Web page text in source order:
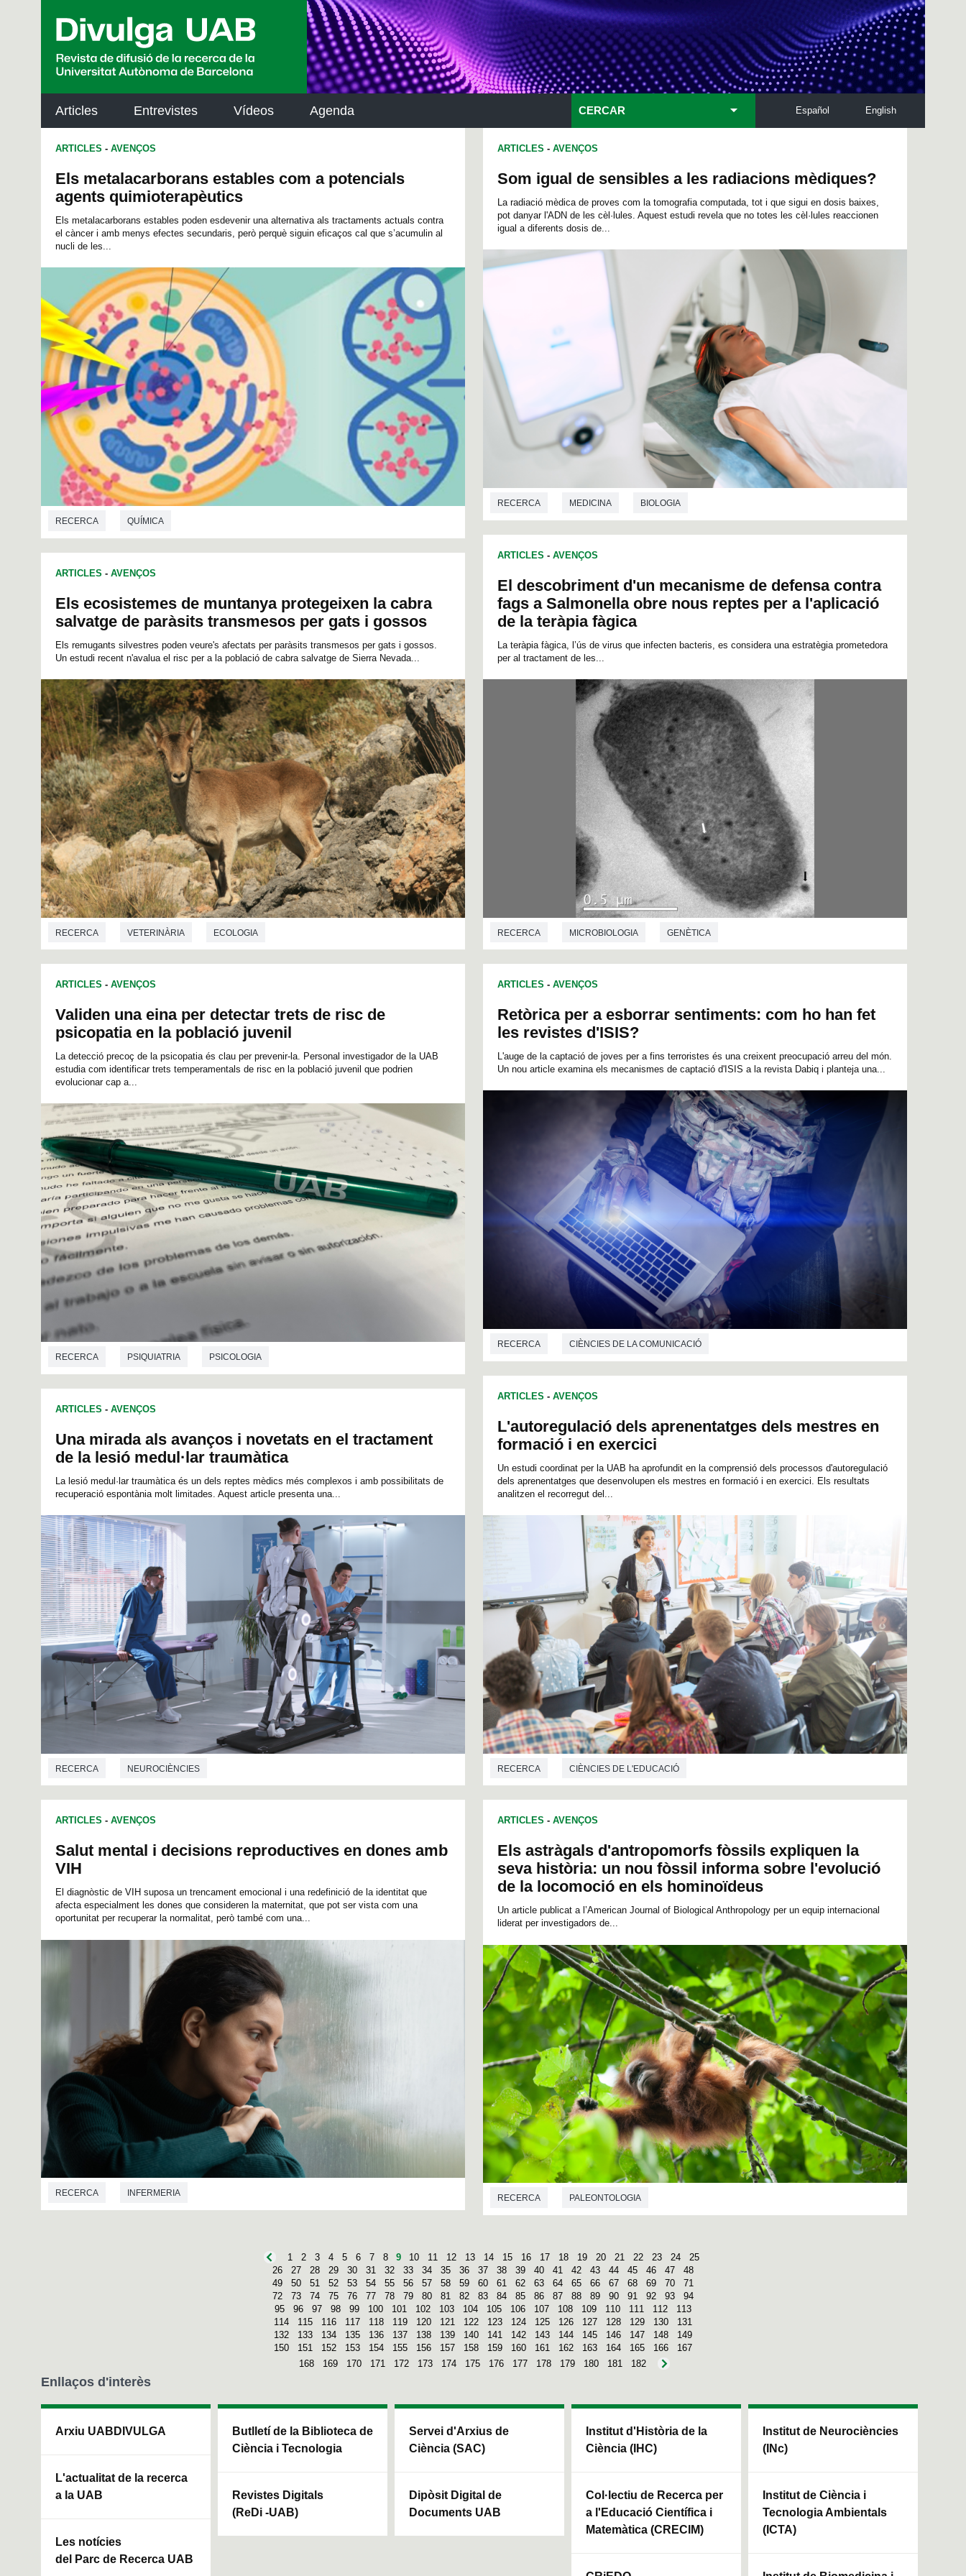
Articles Entrevistes Vídeos Agenda English
Español
CERCAR
ARTICLES - AVENÇOS
Els metalacarborans estables com a potencials
agents quimioterapèutics
Els metalacarborans estables poden esdevenir una alternativa als tractaments actuals contra
el càncer i amb menys efectes secundaris, però perquè siguin eficaços cal que s’acumulin al
nucli de les...
RECERCA QUÍMICA
ARTICLES - AVENÇOS
Els ecosistemes de muntanya protegeixen la cabra
salvatge de paràsits transmesos per gats i gossos
Els remugants silvestres poden veure's afectats per paràsits transmesos per gats i gossos.
Un estudi recent n'avalua el risc per a la població de cabra salvatge de Sierra Nevada...
RECERCA VETERINÀRIA ECOLOGIA
ARTICLES - AVENÇOS
Validen una eina per detectar trets de risc de
psicopatia en la població juvenil
La detecció precoç de la psicopatia és clau per prevenir-la. Personal investigador de la UAB
estudia com identificar trets temperamentals de risc en la població juvenil que podrien
evolucionar cap a...
RECERCA PSIQUIATRIA PSICOLOGIA
ARTICLES - AVENÇOS
Una mirada als avanços i novetats en el tractament
de la lesió medul·lar traumàtica
La lesió medul·lar traumàtica és un dels reptes mèdics més complexos i amb possibilitats de
recuperació espontània molt limitades. Aquest article presenta una...
RECERCA NEUROCIÈNCIES
ARTICLES - AVENÇOS
Salut mental i decisions reproductives en dones amb
VIH
El diagnòstic de VIH suposa un trencament emocional i una redefinició de la identitat que
afecta especialment les dones que consideren la maternitat, que pot ser vista com una
oportunitat per recuperar la normalitat, però també com una...
RECERCA INFERMERIA
ARTICLES - AVENÇOS
Som igual de sensibles a les radiacions mèdiques?
La radiació mèdica de proves com la tomografia computada, tot i que sigui en dosis baixes,
pot danyar l'ADN de les cèl·lules. Aquest estudi revela que no totes les cèl·lules reaccionen
igual a diferents dosis de...
RECERCA MEDICINA BIOLOGIA
ARTICLES - AVENÇOS
El descobriment d'un mecanisme de defensa contra
fags a Salmonella obre nous reptes per a l'aplicació
de la teràpia fàgica
La teràpia fàgica, l’ús de virus que infecten bacteris, es considera una estratègia prometedora
per al tractament de les...
RECERCA MICROBIOLOGIA GENÈTICA
ARTICLES - AVENÇOS
Retòrica per a esborrar sentiments: com ho han fet
les revistes d'ISIS?
L'auge de la captació de joves per a fins terroristes és una creixent preocupació arreu del món.
Un nou article examina els mecanismes de captació d'ISIS a la revista Dabiq i planteja una...
RECERCA CIÈNCIES DE LA COMUNICACIÓ
ARTICLES - AVENÇOS
L'autoregulació dels aprenentatges dels mestres en
formació i en exercici
Un estudi coordinat per la UAB ha aprofundit en la comprensió dels processos d'autoregulació
dels aprenentatges que desenvolupen els mestres en formació i en exercici. Els resultats
analitzen el recorregut del...
RECERCA CIÈNCIES DE L'EDUCACIÓ
ARTICLES - AVENÇOS
Els astràgals d'antropomorfs fòssils expliquen la
seva història: un nou fòssil informa sobre l'evolució
de la locomoció en els hominoïdeus
Un article publicat a l’American Journal of Biological Anthropology per un equip internacional
liderat per investigadors de...
RECERCA PALEONTOLOGIA
1 2 3 4 5 6 7 8 9 10 11 12 13 14 15 16 17 18 19 20 21 22 23 24
25
26
27 28 29 30 31 32 33 34 35 36 37 38 39 40 41 42 43 44 45 46 47
48
49
50 51 52 53 54 55 56 57 58 59 60 61 62 63 64 65 66 67 68 69 70
71
72
73 74 75 76 77 78 79 80 81 82 83 84 85 86 87 88 89 90 91 92 93
94
95
96 97 98 99 100 101 102 103 104 105 106 107 108 109 110 111 112
113
114
115 116 117 118 119 120 121 122 123 124 125 126 127 128 129 130
131
132
133 134 135 136 137 138 139 140 141 142 143 144 145 146 147 148
149
150
151 152 153 154 155 156 157 158 159 160 161 162 163 164 165 166
167
168
169 170 171 172 173 174 175 176 177 178 179 180 181 182
Enllaços d'interès
Arxiu UABDIVULGA
L'actualitat de la recerca
a la UAB
Les notícies
del Parc de Recerca UAB
Butlletí de la Biblioteca de
Ciència i Tecnologia
Revistes Digitals
(ReDi -UAB)
Servei d'Arxius de
Ciència (SAC)
Dipòsit Digital de
Documents UAB
Institut d'Història de la
Ciència (IHC)
Col·lectiu de Recerca per
a l'Educació Científica i
Matemàtica (CRECIM)
Institut de Neurociències
(INc)
Institut de Ciència i
Tecnologia Ambientals
(ICTA)